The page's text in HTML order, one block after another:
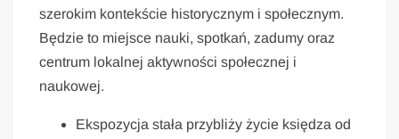
szerokim kontekście historycznym i społecznym.
Będzie to miejsce nauki, spotkań, zadumy oraz
centrum lokalnej aktywności społecznej i
naukowej.
Ekspozycja stała przybliży życie księdza od